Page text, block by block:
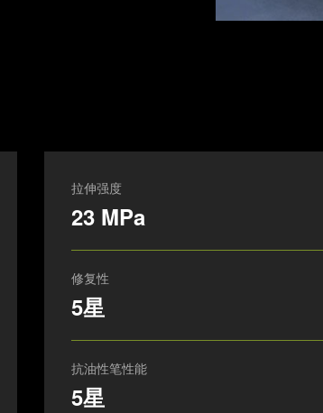
拉伸强度
23 MPa
修复性
5星
抗油性笔性能
5星